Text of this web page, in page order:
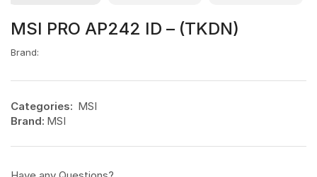
MSI PRO AP242 ID – (TKDN)
Brand:
Categories: MSI
Brand: MSI